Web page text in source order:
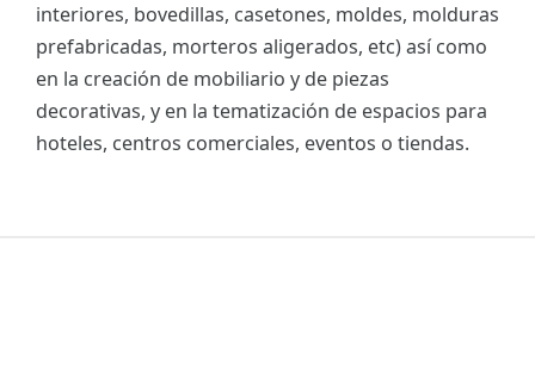
interiores, bovedillas, casetones, moldes, molduras
prefabricadas, morteros aligerados, etc) así como
en la creación de mobiliario y de piezas
decorativas, y en la tematización de espacios para
hoteles, centros comerciales, eventos o tiendas.